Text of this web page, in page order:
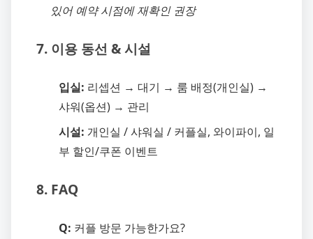
있어 예약 시점에 재확인 권장
7. 이용 동선 & 시설
입실: 리셉션 → 대기 → 룸 배정(개인실) →
샤워(옵션) → 관리
시설: 개인실 / 샤워실 / 커플실, 와이파이, 일
부 할인/쿠폰 이벤트
8. FAQ
Q: 커플 방문 가능한가요?